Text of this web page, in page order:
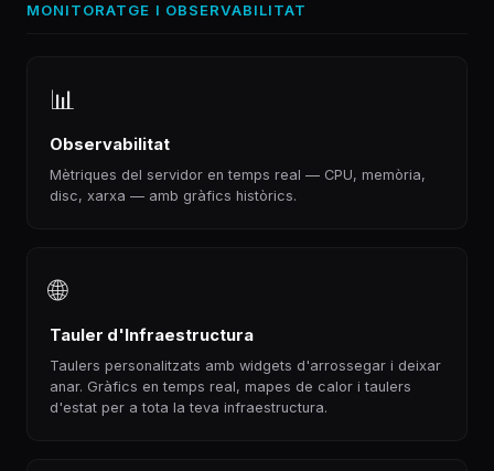
MONITORATGE I OBSERVABILITAT
📊
Observabilitat
Mètriques del servidor en temps real — CPU, memòria,
disc, xarxa — amb gràfics històrics.
🌐
Tauler d'Infraestructura
Taulers personalitzats amb widgets d'arrossegar i deixar
anar. Gràfics en temps real, mapes de calor i taulers
d'estat per a tota la teva infraestructura.